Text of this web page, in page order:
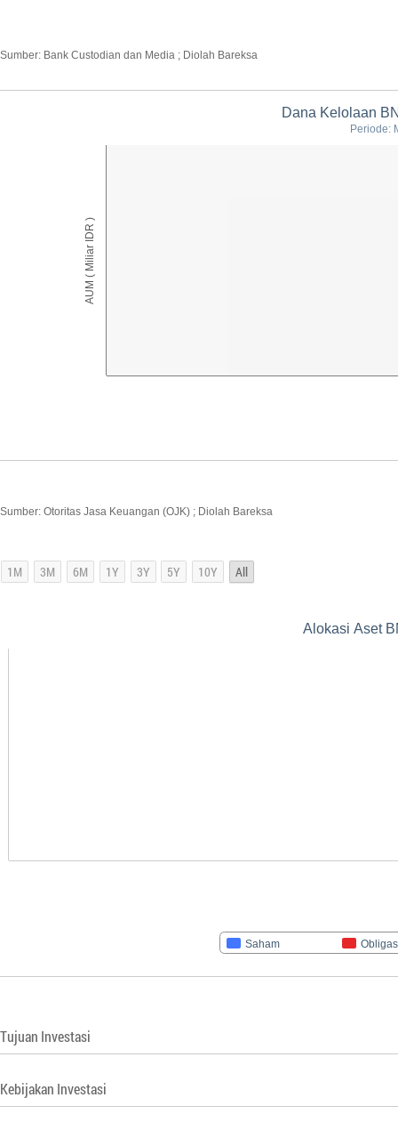
Sumber: Bank Custodian dan Media ; Diolah Bareksa
AUM ( Miliar IDR )
Dana Kelolaan
Periode:
Sumber: Otoritas Jasa Keuangan (OJK) ; Diolah Bareksa
Alokasi Aset
Saham
Tujuan Investasi
Kebijakan Investasi